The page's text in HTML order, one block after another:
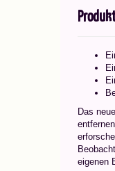
Das
eigenen